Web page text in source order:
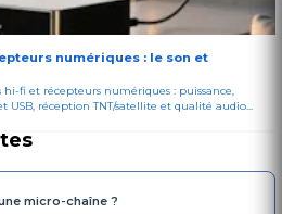
numériques : le son et
fi et récepteurs numériques : puissance,
réception TNT/satellite et qualité audio...
micro-chaîne ?